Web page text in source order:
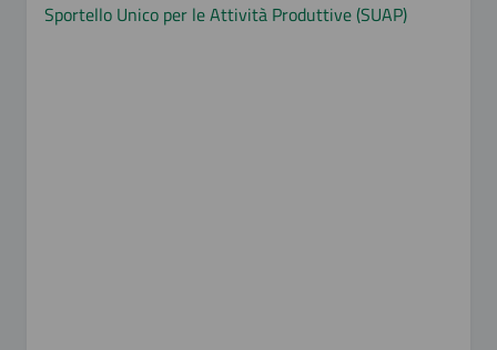
Sportello Unico per le Attività Produttive (SUAP)